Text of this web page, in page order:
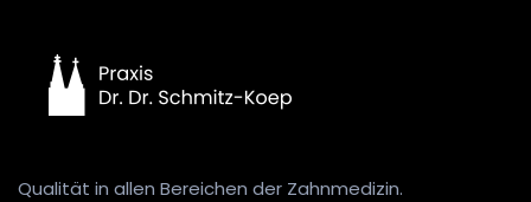
Qualität in allen Bereichen der Zahnmedizin.